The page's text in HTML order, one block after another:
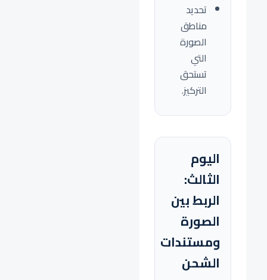
تحديد
مناطق
الصورة
التي
تستحق
التركيز.
اليوم
الثالث:
الربط بين
الصورة
ومستندات
الشحن